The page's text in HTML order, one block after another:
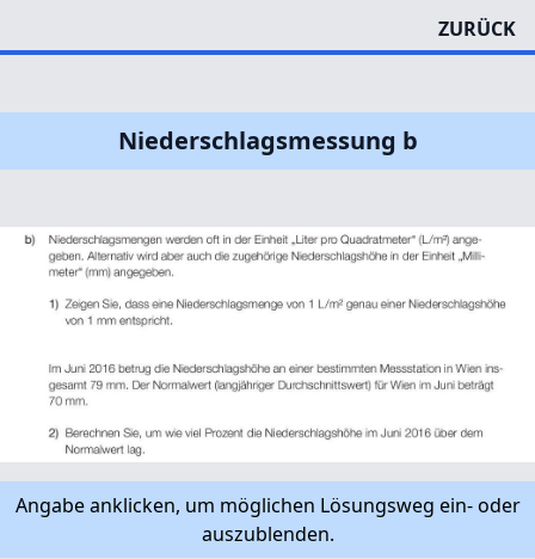
ZURÜCK
Niederschlagsmessung b
Angabe anklicken, um möglichen Lösungsweg ein- oder
auszublenden.